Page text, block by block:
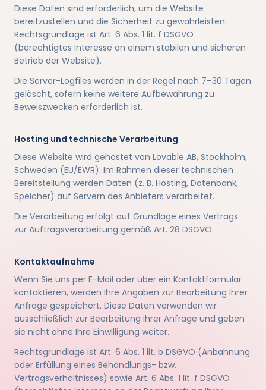
Diese Daten sind erforderlich, um die Website
bereitzustellen und die Sicherheit zu gewährleisten.
Rechtsgrundlage ist Art. 6 Abs. 1 lit. f DSGVO
(berechtigtes Interesse an einem stabilen und sicheren
Betrieb der Website).
Die Server-Logfiles werden in der Regel nach 7–30 Tagen
gelöscht, sofern keine weitere Aufbewahrung zu
Beweiszwecken erforderlich ist.
Hosting und technische Verarbeitung
Diese Website wird gehostet von Lovable AB, Stockholm,
Schweden (EU/EWR). Im Rahmen dieser technischen
Bereitstellung werden Daten (z. B. Hosting, Datenbank,
Speicher) auf Servern des Anbieters verarbeitet.
Die Verarbeitung erfolgt auf Grundlage eines Vertrags
zur Auftragsverarbeitung gemäß Art. 28 DSGVO.
Kontaktaufnahme
Wenn Sie uns per E-Mail oder über ein Kontaktformular
kontaktieren, werden Ihre Angaben zur Bearbeitung Ihrer
Anfrage gespeichert. Diese Daten verwenden wir
ausschließlich zur Bearbeitung Ihrer Anfrage und geben
sie nicht ohne Ihre Einwilligung weiter.
Rechtsgrundlage ist Art. 6 Abs. 1 lit. b DSGVO (Anbahnung
oder Erfüllung eines Behandlungs- bzw.
Vertragsverhältnisses) sowie Art. 6 Abs. 1 lit. f DSGVO